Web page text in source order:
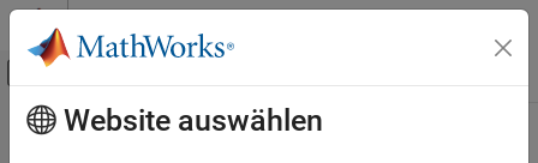
Weiter zum Inhalt
Umschaltung für Off-Canvas-
Startseite der Dokumentation
Hauptinhalt
Website auswählen